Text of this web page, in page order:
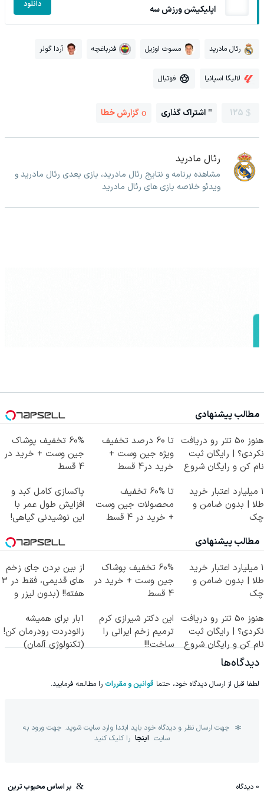
اپلیکیشن ورزش سه دانلود
رئال مادرید مسوت اوزیل فنرباغچه آردا گولر
لالیگا اسپانیا فوتبال
125 اشتراک گذاری گزارش خطا
رئال مادرید
مشاهده برنامه و نتایج رئال مادرید، بازی بعدی رئال مادرید و
ویدئو خلاصه بازی های رئال مادرید
مطالب پیشنهادی
هنوز 50 تتر رو دریافت
نکردی؟ | رایگان ثبت
نام کن و رایگان شروع
تا 60 درصد تخفیف
ویژه جین وست +
خرید در4 قسط
60% تخفیف پوشاک
جین وست + خرید در
4 قسط
۱ میلیارد اعتبار خرید
طلا | بدون ضامن و
چک
تا %60 تخفیف
محصولات جین وست
+ خرید در 4 قسط
پاکسازی کامل کبد و
افزایش طول عمر با
این نوشیدنی گیاهی!
مطالب پیشنهادی
۱ میلیارد اعتبار خرید
طلا | بدون ضامن و
چک
60% تخفیف پوشاک
جین وست + خرید در
4 قسط
از بین بردن جای زخم
های قدیمی، فقط در 3
هفته!! (بدون لیزر و
هنوز 50 تتر رو دریافت
نکردی؟ | رایگان ثبت
نام کن و رایگان شروع
کن!
این دکتر شیرازی کرم
ترمیم زخم ایرانی را
ساخت!!!
1بار برای همیشه
زانودردت رودرمان کن!
(تکنولوژی آلمان)
دیدگاه‌ها
لطفا قبل از ارسال دیدگاه خود، حتما قوانین و مقررات را مطالعه فرمایید.
جهت ارسال نظر و دیدگاه خود باید ابتدا وارد سایت شوید. جهت ورود به
سایت اینجا را کلیک کنید
0 دیدگاه بر اساس محبوب ترین